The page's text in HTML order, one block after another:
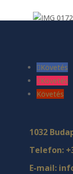
Követés
Követés
Követés
1032
Telefon:
E-mail: